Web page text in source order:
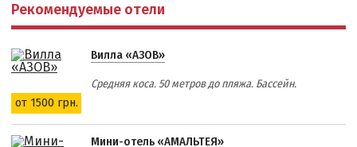
Рекомендуемые отели
от 1500 грн.
Вилла «АЗОВ»
Средняя коса. 50 метров до пляжа. Бассейн.
Мини-отель «АМАЛЬТЕЯ»